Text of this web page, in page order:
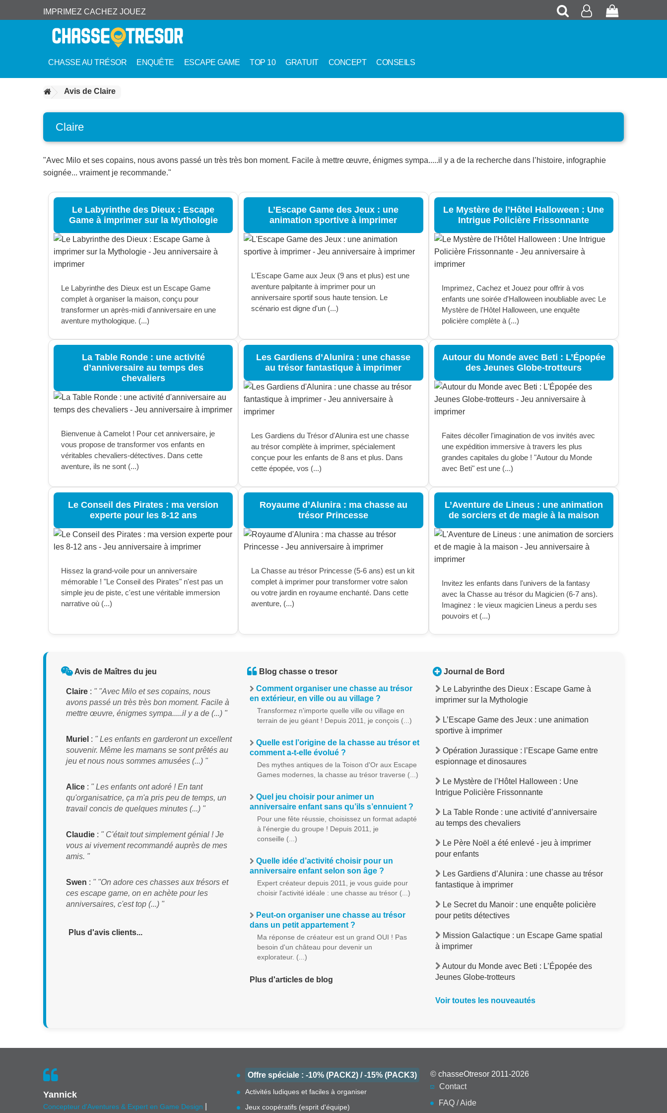
IMPRIMEZ CACHEZ JOUEZ Recherche
Mon
CHASSE AU TRÉSOR ENQUÊTE ESCAPE GAME TOP 10 GRATUIT CONCEPT CONSEILS
Avis de Claire
Claire
"Avec Milo et ses copains, nous avons passé un très très bon moment. Facile à mettre œuvre, énigmes sympa.....il y a de la recherche dans l’histoire, infographie
soignée... vraiment je recommande."
Le Labyrinthe des Dieux : Escape
Game à imprimer sur la Mythologie
Le Labyrinthe des Dieux est un Escape Game
complet à organiser la maison, conçu pour
transformer un après-midi d'anniversaire en une
aventure mythologique. (...)
L’Escape Game des Jeux : une
animation sportive à imprimer
L'Escape Game aux Jeux (9 ans et plus) est une
aventure palpitante à imprimer pour un
anniversaire sportif sous haute tension. Le
scénario est digne d'un (...)
Le Mystère de l’Hôtel Halloween : Une
Intrigue Policière Frissonnante
Imprimez, Cachez et Jouez pour offrir à vos
enfants une soirée d'Halloween inoubliable avec Le
Mystère de l'Hôtel Halloween, une enquête
policière complète à (...)
La Table Ronde : une activité
d’anniversaire au temps des
chevaliers
Bienvenue à Camelot ! Pour cet anniversaire, je
vous propose de transformer vos enfants en
véritables chevaliers-détectives. Dans cette
aventure, ils ne sont (...)
Les Gardiens d’Alunira : une chasse
au trésor fantastique à imprimer
Les Gardiens du Trésor d'Alunira est une chasse
au trésor complète à imprimer, spécialement
conçue pour les enfants de 8 ans et plus. Dans
cette épopée, vos (...)
Autour du Monde avec Beti : L’Épopée
des Jeunes Globe-trotteurs
Faites décoller l'imagination de vos invités avec
une expédition immersive à travers les plus
grandes capitales du globe ! "Autour du Monde
avec Beti" est une (...)
Le Conseil des Pirates : ma version
experte pour les 8-12 ans
Hissez la grand-voile pour un anniversaire
mémorable ! "Le Conseil des Pirates" n'est pas un
simple jeu de piste, c'est une véritable immersion
narrative où (...)
Royaume d’Alunira : ma chasse au
trésor Princesse
La Chasse au trésor Princesse (5-6 ans) est un kit
complet à imprimer pour transformer votre salon
ou votre jardin en royaume enchanté. Dans cette
aventure, (...)
L’Aventure de Lineus : une animation
de sorciers et de magie à la maison
Invitez les enfants dans l'univers de la fantasy
avec la Chasse au trésor du Magicien (6-7 ans).
Imaginez : le vieux magicien Lineus a perdu ses
pouvoirs et (...)
Avis de Maîtres du jeu
Claire : " "Avec Milo et ses copains, nous
avons passé un très très bon moment. Facile à
mettre œuvre, énigmes sympa.....il y a de (...) "
Muriel : " Les enfants en garderont un excellent
souvenir. Même les mamans se sont prêtés au
jeu et nous nous sommes amusées (...) "
Alice : " Les enfants ont adoré ! En tant
qu'organisatrice, ça m'a pris peu de temps, un
travail concis de quelques minutes (...) "
Claudie : " C'était tout simplement génial ! Je
vous ai vivement recommandé auprès de mes
amis. "
Swen : " "On adore ces chasses aux trésors et
ces escape game, on en achète pour les
anniversaires, c'est top (...) "
Plus d'avis clients...
Blog chasse o tresor
Comment organiser une chasse au trésor
en extérieur, en ville ou au village ?
Transformez n'importe quelle ville ou village en
terrain de jeu géant ! Depuis 2011, je conçois (...)
Quelle est l’origine de la chasse au trésor et
comment a-t-elle évolué ?
Des mythes antiques de la Toison d'Or aux Escape
Games modernes, la chasse au trésor traverse (...)
Quel jeu choisir pour animer un
anniversaire enfant sans qu’ils s’ennuient ?
Pour une fête réussie, choisissez un format adapté
à l'énergie du groupe ! Depuis 2011, je
conseille (...)
Quelle idée d’activité choisir pour un
anniversaire enfant selon son âge ?
Expert créateur depuis 2011, je vous guide pour
choisir l'activité idéale : une chasse au trésor (...)
Peut-on organiser une chasse au trésor
dans un petit appartement ?
Ma réponse de créateur est un grand OUI ! Pas
besoin d'un château pour devenir un
explorateur. (...)
Plus d'articles de blog
Journal de Bord
Le Labyrinthe des Dieux : Escape Game à
imprimer sur la Mythologie
L’Escape Game des Jeux : une animation
sportive à imprimer
Opération Jurassique : l’Escape Game entre
espionnage et dinosaures
Le Mystère de l’Hôtel Halloween : Une
Intrigue Policière Frissonnante
La Table Ronde : une activité d’anniversaire
au temps des chevaliers
Le Père Noël a été enlevé - jeu à imprimer
pour enfants
Les Gardiens d’Alunira : une chasse au trésor
fantastique à imprimer
Le Secret du Manoir : une enquête policière
pour petits détectives
Mission Galactique : un Escape Game spatial
à imprimer
Autour du Monde avec Beti : L’Épopée des
Jeunes Globe-trotteurs
Voir toutes les nouveautés
Yannick
Concepteur d'Aventures & Expert en Game Design
Offre spéciale : -10% (PACK2) / -15% (PACK3)
Activités ludiques et faciles à organiser
Jeux coopératifs (esprit d'équipe)
© chasseOtresor 2011-2026
Contact
FAQ / Aide